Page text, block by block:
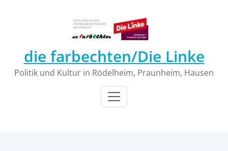
die farbechten/Die Linke
Politik und Kultur in Rödelheim, Praunheim, Hausen